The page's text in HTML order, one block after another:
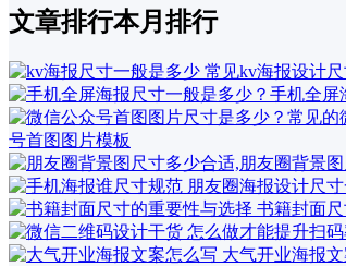
文章排行本月排行
号首图图片模板
书籍封面